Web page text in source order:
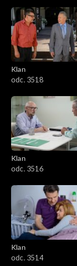
Klan
odc. 3518
Klan
odc. 3516
Klan
odc. 3514